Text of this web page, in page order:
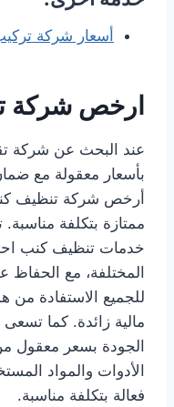
أسعار شركة
ارخص شركة
عند البحث عن شركة
بأسعار معقولة مع
أرخص شركة تنظيف
ممتازة بتكلفة
خدمات تنظيف كنب
المختلفة، مع الحفاظ
للجميع الاستفادة من
مالية زائدة. كما
الجودة بسعر معقول
الأدوات والمواد
فعالة بتكلفة مناسبة.